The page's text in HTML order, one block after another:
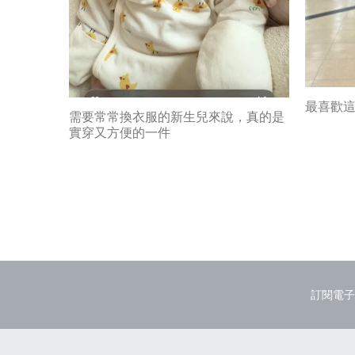
需要常常換衣服的新生兒來說，真的是
實穿又方便的一件
最喜歡
訂閱電